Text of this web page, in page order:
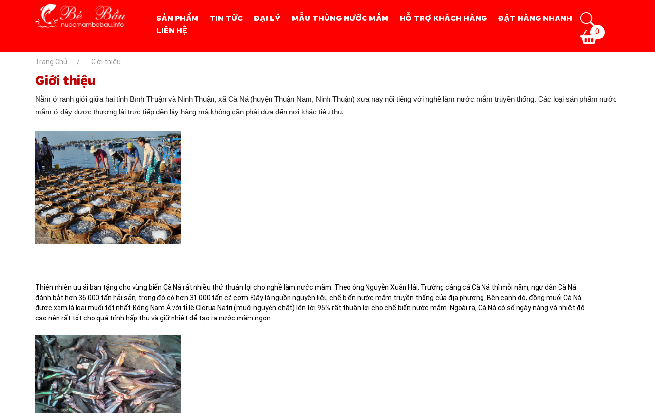
SẢN PHẨM TIN TỨC ĐẠI LÝ MẪU THÙNG NƯỚC MẮM HỖ TRỢ KHÁCH HÀNG
ĐẶT HÀNG NHANH
LIÊN HỆ
0
Trang Chủ Giới thiệu
Giới thiệu
Nằm ở ranh giới giữa hai tỉnh Bình Thuận và Ninh Thuận, xã Cà Ná (huyện Thuận Nam, Ninh Thuận) xưa nay nổi tiếng với nghề làm nước mắm truyền thống. Các loại sản phẩm nước
mắm ở đây được thương lái trực tiếp đến lấy hàng mà không cần phải đưa đến nơi khác tiêu thụ.
Thiên nhiên ưu ái ban tặng cho vùng biển Cà Ná rất nhiều thứ thuận lợi cho nghề làm nước mắm. Theo ông Nguyễn Xuân Hải, Trưởng cảng cá Cà Ná thì mỗi năm, ngư dân Cà Ná
đánh bắt hơn 36.000 tấn hải sản, trong đó có hơn 31.000 tấn cá cơm. Đây là nguồn nguyên liệu chế biến nước mắm truyền thống của địa phương. Bên cạnh đó, đồng muối Cà Ná
được xem là loại muối tốt nhất Đông Nam Á với tỉ lệ Clorua Natri (muối nguyên chất) lên tới 95% rất thuận lợi cho chế biến nước mắm. Ngoài ra, Cà Ná có số ngày nắng và nhiệt độ
cao nên rất tốt cho quá trình hấp thụ và giữ nhiệt để tạo ra nước mắm ngon.